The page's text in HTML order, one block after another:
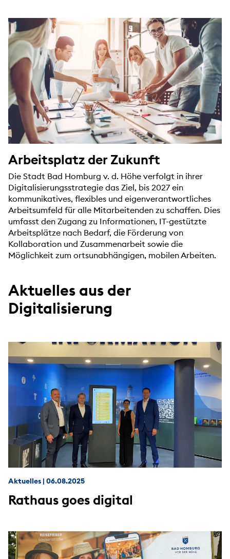
Arbeitsplatz der Zukunft
Die Stadt Bad Homburg v. d. Höhe verfolgt in ihrer
Digitalisierungsstrategie das Ziel, bis 2027 ein
kommunikatives, flexibles und eigenverantwortliches
Arbeitsumfeld für alle Mitarbeitenden zu schaffen. Dies
umfasst den Zugang zu Informationen, IT-gestützte
Arbeitsplätze nach Bedarf, die Förderung von
Kollaboration und Zusammenarbeit sowie die
Möglichkeit zum ortsunabhängigen, mobilen Arbeiten.
Aktuelles aus der
Digitalisierung
Aktuelles | 06.08.2025
Rathaus goes digital